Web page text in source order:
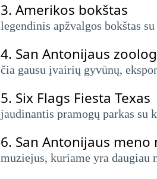
3. Amerikos bokštas
legendinis apžvalgos bokštas
4. San Antonijaus
čia gausu įvairių gyvūnų,
5. Six Flags Fiesta Texas
jaudinantis pramogų parkas
6. San Antonijaus meno
muziejus, kuriame yra